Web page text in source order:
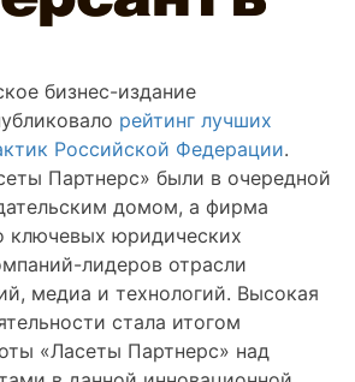
бизнес-издание
рейтинг лучших
Российской Федерации.
Партнерс» были в очередной
домом, а фирма
ключевых юридических
лидеров отрасли
медиа и технологий. Высокая
стала итогом
«Ласеты Партнерс» над